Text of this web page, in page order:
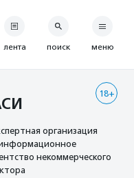
лента поиск меню
18+
организация
некоммерческого